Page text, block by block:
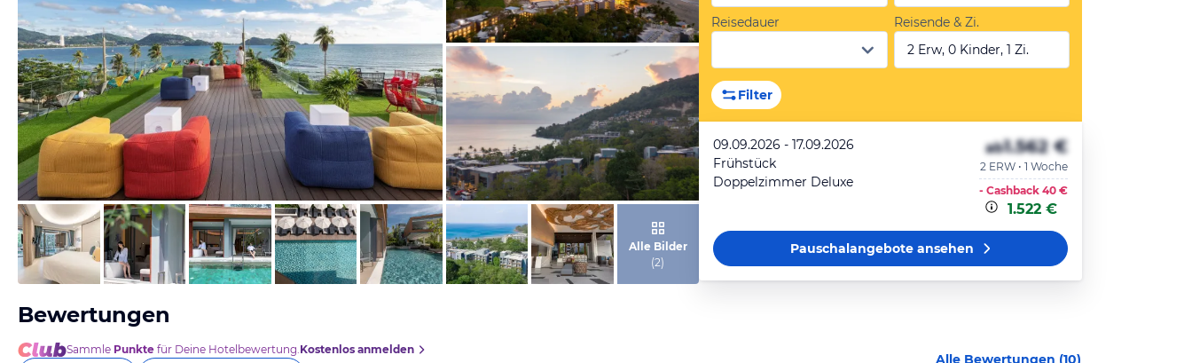
von Expedia von Expedia
Alle Bilder
(2)
Reisedauer
Reisende & Zi.
2 Erw, 0 Kinder, 1 Zi.
Filter
09.09.2026 - 17.09.2026
Frühstück
Doppelzimmer Deluxe
ab1.562 €
2 ERW • 1 Woche
- Cashback 40 €
1.522 €
Pauschalangeboteansehen
Bewertungen
Sammle Punkte für Deine Hotelbewertung.Kostenlos anmelden
Alle Bewertungen (10)